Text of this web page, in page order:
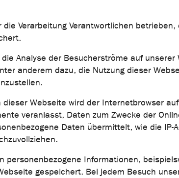
Verarbeitung Verantwortlichen
Analyse der Besucherströme auf
anderem dazu, die Nutzung dieser
Webseite wird der Internetbrowser
veranlasst, Daten zum Zwecke der
Daten übermittelt, wie die
personenbezogene Informationen,
gespeichert. Bei jedem Besuch